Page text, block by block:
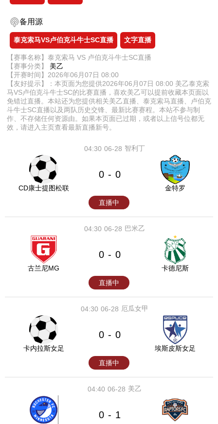
备用源
泰克索马VS卢伯克斗牛士SC直播 文字直播
【赛事名称】泰克索马 VS 卢伯克斗牛士SC直播
【赛事分类】 美乙
【开赛时间】2026年06月07日 08:00
【友好提示】：本页面为您提供2026年06月07日 08:00 美乙泰克索
马VS卢伯克斗牛士SC的比赛直播，喜欢美乙可以提前收藏本页面以
免错过直播。本站还为您提供相关美乙直播、泰克索马直播、卢伯克
斗牛士SC直播以及两队历史交锋、最新比赛赛程。本站不参与制
作、不存储任何资源由。如果本页面已过期，或者以上信号位都无
效，请进入主页查看最新直播新号。
06-28
04:30 智利丁
CD康士提图松联
0 - 0
金特罗
直播中
06-28
04:30 巴米乙
古兰尼MG
0 - 0
卡德尼斯
直播中
06-28
04:30 厄瓜女甲
卡内拉斯女足
0 - 0
埃斯皮斯女足
直播中
06-28
04:40 美乙
0 - 1